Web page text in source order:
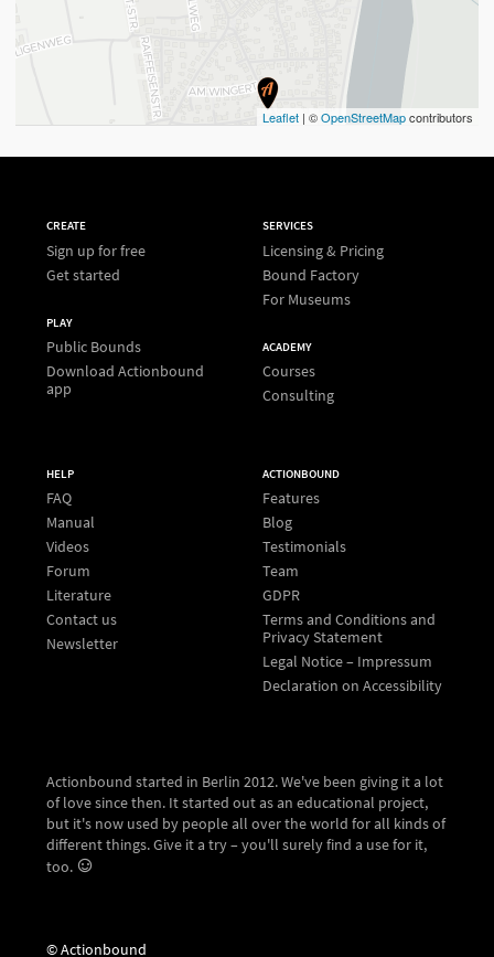
Leaflet | ©OpenStreetMapcontributors
CREATE
Sign up for free
Get started
PLAY
Public Bounds
Download Actionbound
app
SERVICES
Licensing & Pricing
Bound Factory
For Museums
ACADEMY
Courses
Consulting
HELP
FAQ
Manual
Videos
Forum
Literature
Contact us
Newsletter
ACTIONBOUND
Features
Blog
Testimonials
Team
GDPR
Terms and Conditions and
Privacy Statement
Legal Notice – Impressum
Declaration on Accessibility
Actionbound started in Berlin 2012. We've been giving it a lot
of love since then. It started out as an educational project,
but it's now used by people all over the world for all kinds of
different things. Give it a try – you'll surely find a use for it,
too.
© Actionbound